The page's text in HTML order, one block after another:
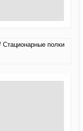
полки